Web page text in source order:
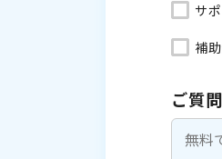
サ
補
ご質